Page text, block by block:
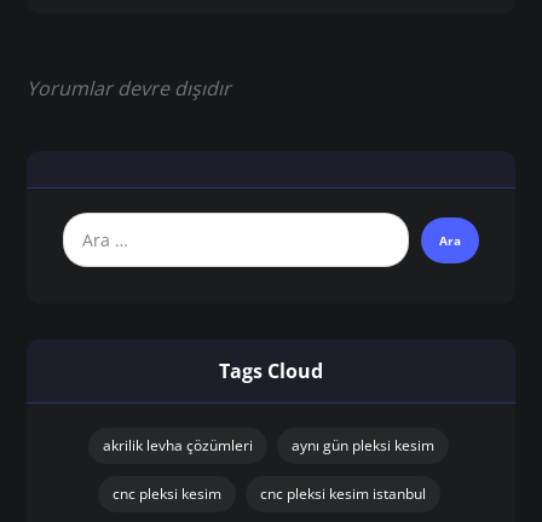
Yorumlar devre dışıdır
Tags Cloud
akrilik levha çözümleri aynı gün pleksi kesim
cnc pleksi kesim cnc pleksi kesim istanbul